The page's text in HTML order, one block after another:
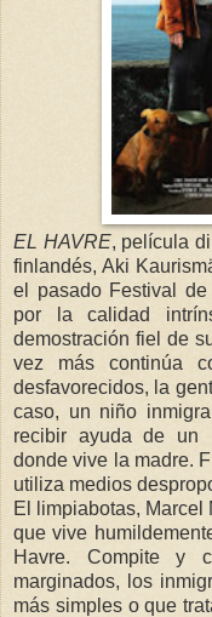
EL HAVRE, película
finlandés, Aki
el pasado Festival de
por la calidad
demostración fiel de
vez más continúa
desfavorecidos, la
caso, un niño
recibir ayuda de un
donde vive la madre.
utiliza medios
El limpiabotas, Marcel
que vive
Havre. Compite y
marginados, los
más simples o que